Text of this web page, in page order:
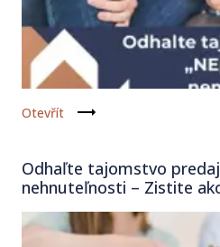
Otevřít
Odhaľte tajomstvo
nehnuteľnosti – Zistite